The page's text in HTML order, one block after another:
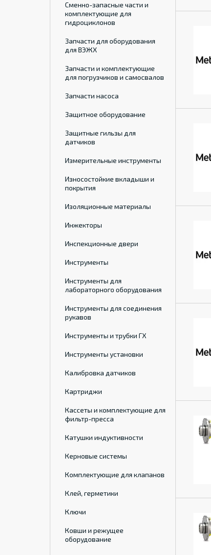
Сменно-запасные части и
комплектующие для
гидроциклонов
Запчасти для оборудования
для ВЭЖХ
Запчасти и комплектующие
для погрузчиков и самосвалов
Запчасти насоса
Защитное оборудование
Защитные гильзы для
датчиков
Измерительные инструменты
Износостойкие вкладыши и
покрытия
Изоляционные материалы
Инжекторы
Инспекционные двери
Инструменты
Инструменты для
лабораторного оборудования
Инструменты для соединения
рукавов
Инструменты и трубки ГХ
Инструменты установки
Калибровка датчиков
Картриджи
Кассеты и комплектующие для
фильтр-пресса
Катушки индуктивности
Керновые системы
Комплектующие для клапанов
Клей, герметики
Ключи
Ковши и режущее
оборудование